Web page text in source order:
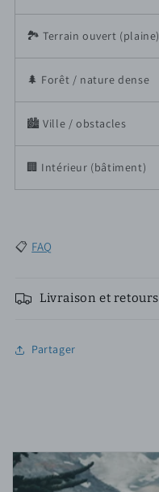
🏞️ Terrain ouvert (plaine)
🌲 Forêt / nature dense
🏙️ Ville / obstacles
🏢 Intérieur (bâtiment)
📋 FAQ
Livraison et retours
Partager